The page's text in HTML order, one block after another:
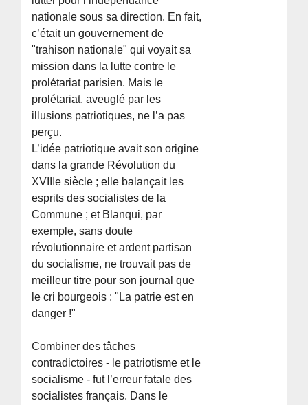
nationale sous sa direction. En fait,
c’était un gouvernement de
"trahison nationale" qui voyait sa
mission dans la lutte contre le
prolétariat parisien. Mais le
prolétariat, aveuglé par les
illusions patriotiques, ne l’a pas
perçu.
L’idée patriotique avait son origine
dans la grande Révolution du
XVIIIe siècle ; elle balançait les
esprits des socialistes de la
Commune ; et Blanqui, par
exemple, sans doute
révolutionnaire et ardent partisan
du socialisme, ne trouvait pas de
meilleur titre pour son journal que
le cri bourgeois : "La patrie est en
danger !"
Combiner des tâches
contradictoires - le patriotisme et le
socialisme - fut l’erreur fatale des
socialistes français. Dans le